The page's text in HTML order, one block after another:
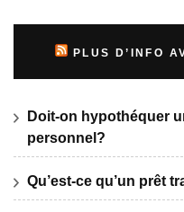
PLUS D’INFO
Doit-on hypothéquer
personnel?
Qu’est-ce qu’un prêt